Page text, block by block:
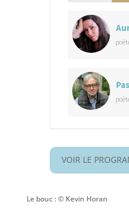
VOIR LE
Le bouc : © Kevin Horan